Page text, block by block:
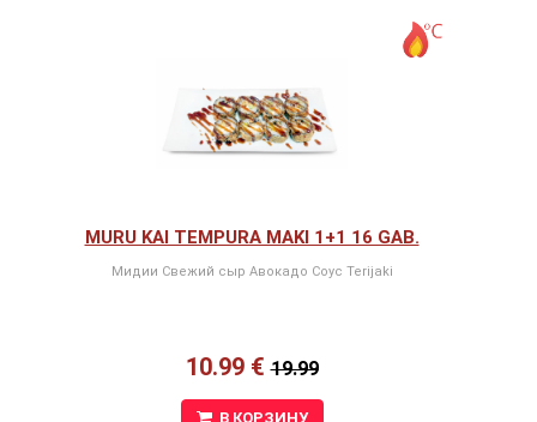
MURU KAI TEMPURA MAKI 1+1 16 GAB.
Мидии Свежий сыр Авокадо Соус Terijaki
10.99 €19.99
В КОРЗИНУ